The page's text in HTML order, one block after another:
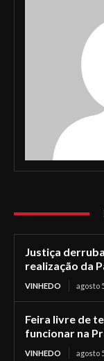
Justiça
realização da
VINHEDO agosto
Feira livre de
funcionar na
VINHEDO agosto